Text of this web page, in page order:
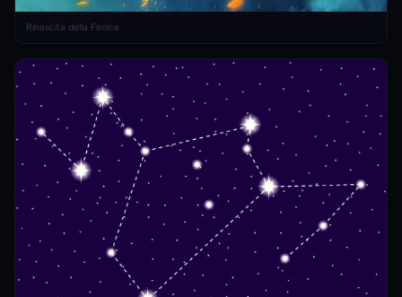
Rinascita della Fenice